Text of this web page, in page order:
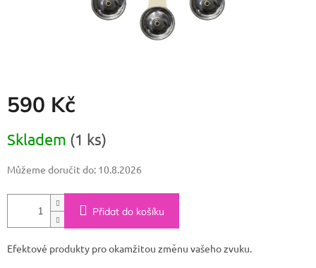
590 Kč
cena:
Skladem (1 ks)
Můžeme doručit do: 10.8.2026
Přidat do košíku
Efektové produkty pro okamžitou změnu vašeho zvuku.